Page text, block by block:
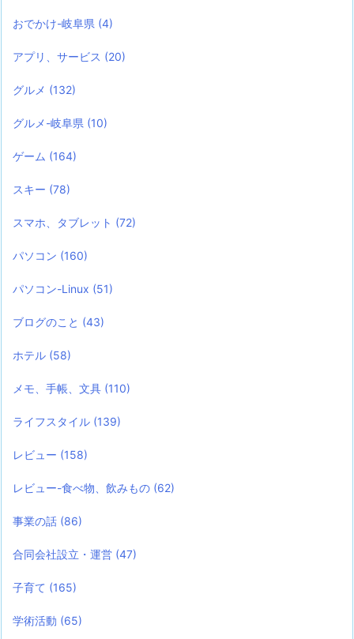
おでかけ-岐阜県 (4)
アプリ、サービス (20)
グルメ (132)
グルメ-岐阜県 (10)
ゲーム (164)
スキー (78)
スマホ、タブレット (72)
パソコン (160)
パソコン-Linux (51)
ブログのこと (43)
ホテル (58)
メモ、手帳、文具 (110)
ライフスタイル (139)
レビュー (158)
レビュー-食べ物、飲みもの (62)
事業の話 (86)
合同会社設立・運営 (47)
子育て (165)
学術活動 (65)